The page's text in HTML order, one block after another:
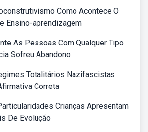
Como Acontece O
Ensino-aprendizagem
As Pessoas Com Qualquer Tipo
Sofreu Abandono
Totalitários Nazifascistas
Correta
Crianças Apresentam
De Evolução